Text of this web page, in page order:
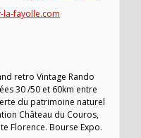
fayolle.com
retro Vintage Rando
30 /50 et 60km entre
du patrimoine naturel
Château du Couros,
Florence. Bourse Expo.